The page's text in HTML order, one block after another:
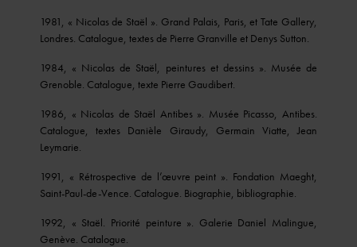
1981, « Nicolas de Staël ». Grand Palais, Paris, et Tate Gallery,
Londres. Catalogue, textes de Pierre Granville et Denys Sutton.
1984, « Nicolas de Staël, peintures et dessins ». Musée de
Grenoble. Catalogue, texte Pierre Gaudibert.
1986, « Nicolas de Staël Antibes ». Musée Picasso, Antibes.
Catalogue, textes Danièle Giraudy, Germain Viatte, Jean
Leymarie.
1991, « Rétrospective de l’œuvre peint ». Fondation Maeght,
Saint-Paul-de-Vence. Catalogue. Biographie, bibliographie.
1992, « Staël. Priorité peinture ». Galerie Daniel Malingue,
Genève. Catalogue.